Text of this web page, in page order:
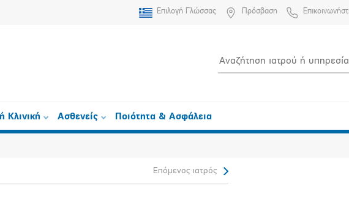
Επιλογή Γλώσσας Πρόσβαση
Κλινική Ασθενείς Ποιότητα & Ασφάλεια
Επόμενος ιατρός